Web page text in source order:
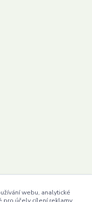
webu, analytické
pro účely cílení reklamy